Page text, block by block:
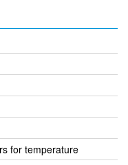
for temperature